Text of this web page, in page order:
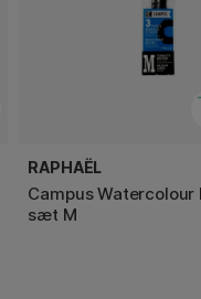
RAPHAËL
Campus Watercolour
sæt M